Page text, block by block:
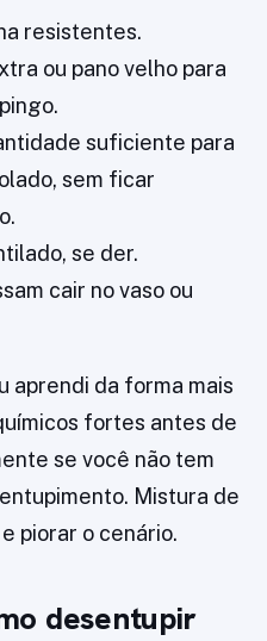
resistentes.
ou pano velho para
suficiente para
sem ficar
se der.
cair no vaso ou
aprendi da forma mais
fortes antes de
se você não tem
Mistura de
piorar o cenário.
desentupir